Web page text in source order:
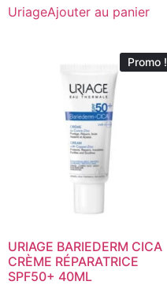
UriageAjouter au panier
Promo !
URIAGE BARIEDERM CICA
CRÈME RÉPARATRICE
SPF50+ 40ML